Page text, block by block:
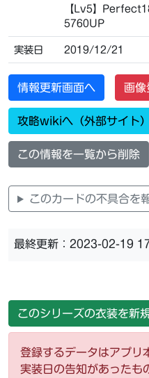
【Lv5】
5760UP
実装日 2019/12/21
情報更新画面へ 画像
攻略wikiへ（外部サイト）
この情報を一覧から削除
このカードの不具合を
最終更新：2023-02-19
このシリーズの衣装を新
登録するデータはアプリ
実装日の告知があったも